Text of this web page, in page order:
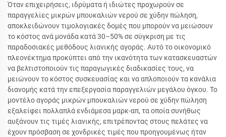
Όταν επιχειρήσεις, ιδρύματα ή ιδιώτες προχωρούν σε
παραγγελίες μικρών μπουκαλιών νερού σε χύδην πώληση,
αποκλειδώνουν τιμολογιακές δομές που μπορούν να μειώσουν
το κόστος ανά μονάδα κατά 30–50% σε σύγκριση με τις
παραδοσιακές μεθόδους λιανικής αγοράς. Αυτό το οικονομικό
πλεονέκτημα προκύπτει από την ικανότητα των κατασκευαστών
να βελτιστοποιούν τις παραγωγικές διαδικασίες τους, να
μειώνουν το κόστος συσκευασίας και να απλοποιούν τα κανάλια
διανομής κατά την επεξεργασία παραγγελιών μεγάλου όγκου. Το
μοντέλο αγοράς μικρών μπουκαλιών νερού σε χύδην πώληση
εξαλείφει πολλαπλά ενδιάμεσα μαρκ-απ, τα οποία συνήθως
αυξάνουν τις τιμές λιανικής, επιτρέποντας στους πελάτες να
έχουν πρόσβαση σε χονδρικές τιμές που προηγουμένως ήταν